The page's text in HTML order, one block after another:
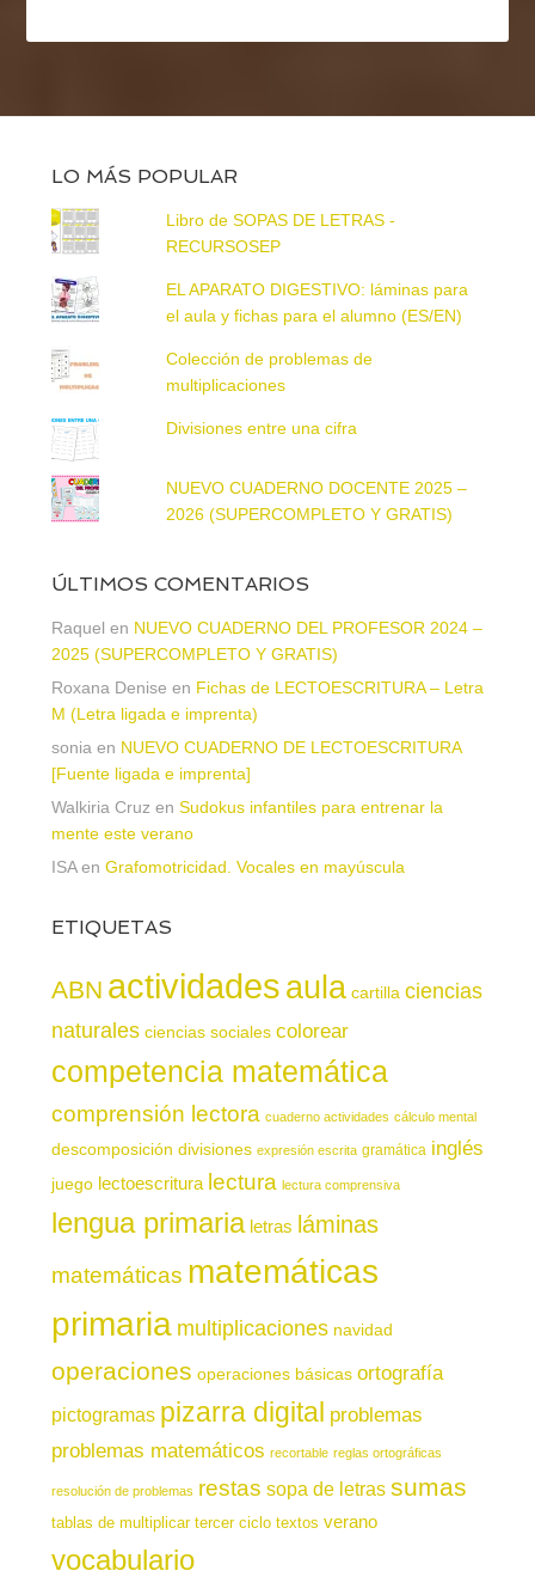
LO MÁS POPULAR
Libro de SOPAS DE LETRAS -
RECURSOSEP
EL APARATO DIGESTIVO: láminas para
el aula y fichas para el alumno (ES/EN)
Colección de problemas de
multiplicaciones
Divisiones entre una cifra
NUEVO CUADERNO DOCENTE 2025 –
2026 (SUPERCOMPLETO Y GRATIS)
ÚLTIMOS COMENTARIOS
Raquel en NUEVO CUADERNO DEL PROFESOR 2024 –
2025 (SUPERCOMPLETO Y GRATIS)
Roxana Denise en Fichas de LECTOESCRITURA – Letra
M (Letra ligada e imprenta)
soniaen NUEVO CUADERNO DE LECTOESCRITURA
[Fuente ligada e imprenta]
Walkiria Cruzen Sudokus infantiles para entrenar la
mente este verano
ISAen Grafomotricidad. Vocales en mayúscula
ETIQUETAS
ABN actividadesaula cartilla ciencias
naturales ciencias sociales colorear
competencia matemática
comprensión lectora cuaderno actividades cálculo mental
descomposición divisiones expresión escrita gramática inglés
juego lectoescritura lectura lectura comprensiva
lengua primaria letras láminas
matemáticas matemáticas
primaria multiplicaciones navidad
operaciones operaciones básicas ortografía
pictogramas pizarra digital problemas
problemas matemáticos recortable reglas ortográficas
resolución de problemas restas sopa de letras sumas
tablas de multiplicar tercer ciclo textos verano
vocabulario